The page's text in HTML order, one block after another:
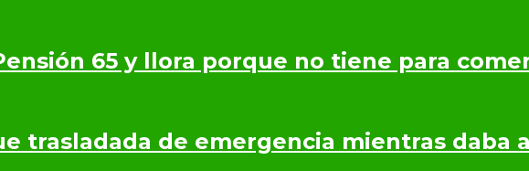
65 y llora porque no tiene para
trasladada de emergencia mientras daba